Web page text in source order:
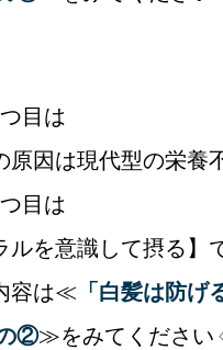
目は
原因は現代型の栄養
目は
ルを意識して摂る】
容は≪ 「白髪は防げ
②≫をみてください